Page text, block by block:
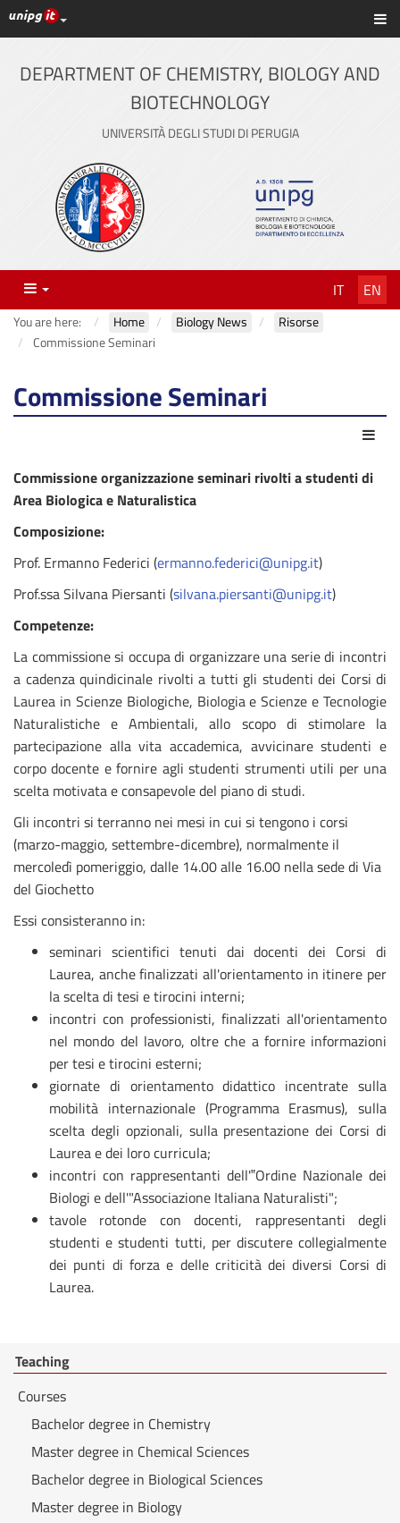
Skip
to
content
UniPG top links
DEPARTMENT OF CHEMISTRY, BIOLOGY AND
BIOTECHNOLOGY
UNIVERSITÀ DEGLI STUDI DI PERUGIA
Menu IT EN
You are here: Home Biology News
Risorse
Commissione Seminari
Commissione Seminari
Commissione organizzazione seminari rivolti a studenti di
Area Biologica e Naturalistica
Composizione:
Prof. Ermanno Federici (ermanno.federici@unipg.it)
Prof.ssa Silvana Piersanti (silvana.piersanti@unipg.it)
Competenze:
La commissione si occupa di organizzare una serie di incontri
a cadenza quindicinale rivolti a tutti gli studenti dei Corsi di
Laurea in Scienze Biologiche, Biologia e Scienze e Tecnologie
Naturalistiche e Ambientali, allo scopo di stimolare la
partecipazione alla vita accademica, avvicinare studenti e
corpo docente e fornire agli studenti strumenti utili per una
scelta motivata e consapevole del piano di studi.
Gli incontri si terranno nei mesi in cui si tengono i corsi
(marzo-maggio, settembre-dicembre), normalmente il
mercoledì pomeriggio, dalle 14.00 alle 16.00 nella sede di Via
del Giochetto
Essi consisteranno in:
seminari scientifici tenuti dai docenti dei Corsi di
Laurea, anche finalizzati all'orientamento in itinere per
la scelta di tesi e tirocini interni;
incontri con professionisti, finalizzati all'orientamento
nel mondo del lavoro, oltre che a fornire informazioni
per tesi e tirocini esterni;
giornate di orientamento didattico incentrate sulla
mobilità internazionale (Programma Erasmus), sulla
scelta degli opzionali, sulla presentazione dei Corsi di
Laurea e dei loro curricula;
incontri con rappresentanti dell'‟Ordine Nazionale dei
Biologi e dell'"Associazione Italiana Naturalisti";
tavole rotonde con docenti, rappresentanti degli
studenti e studenti tutti, per discutere collegialmente
dei punti di forza e delle criticità dei diversi Corsi di
Laurea.
Teaching
Courses
Bachelor degree in Chemistry
Master degree in Chemical Sciences
Bachelor degree in Biological Sciences
Master degree in Biology